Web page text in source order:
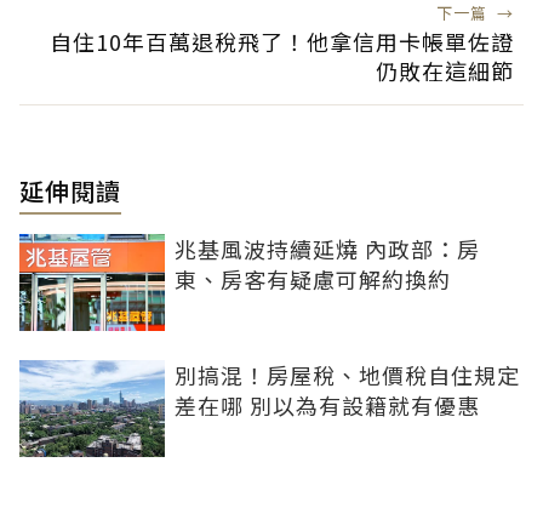
下一篇 →
自住10年百萬退稅飛了！他拿信用卡帳單佐證
仍敗在這細節
延伸閱讀
兆基風波持續延燒 內政部：房
東、房客有疑慮可解約換約
別搞混！房屋稅、地價稅自住規定
差在哪 別以為有設籍就有優惠